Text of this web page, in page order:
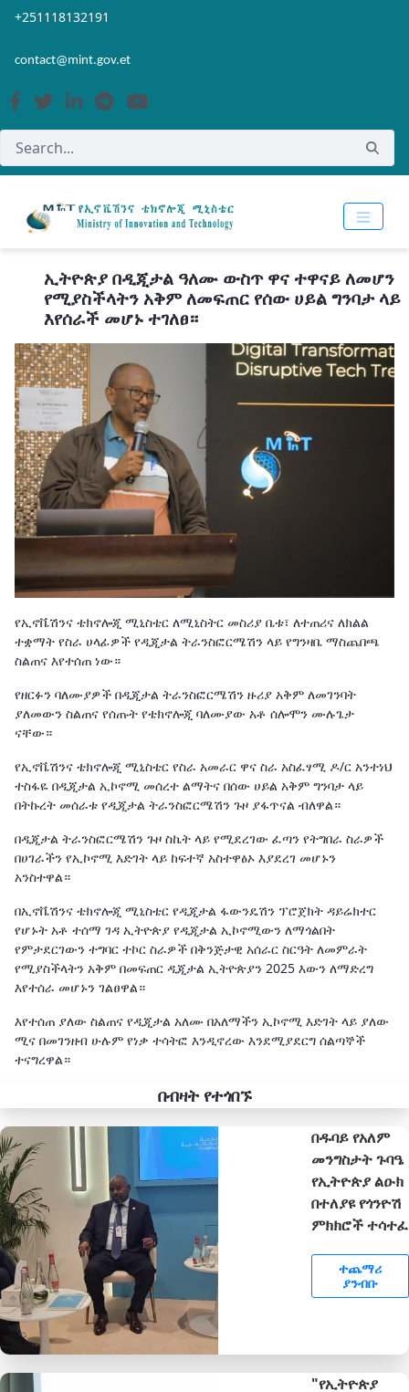
Skip to Main Content
Open Accessibility Menu
+251118132191
contact@mint.gov.et
ኢትዮጵያ በዲጂታል ዓለሙ ውስጥ ዋና ተዋናይ ለመሆን
የሚያስችላትን አቅም ለመፍጠር የሰው ሀይል ግንባታ ላይ
እየሰራች መሆኑ ተገለፀ።
የኢኖቬሽንና ቴክኖሎጂ ሚኒስቴር ለሚኒስትር መስሪያ ቤቱ፣ ለተጠሪና ለክልል
ተቋማት የስራ ሀላፊዎች የዲጂታል ትራንስፎርሜሽን ላይ የግንዛቤ ማስጨበጫ
ስልጠና እየተሰጠ ነው።
የዘርፉን ባለሙያዎች በዲጂታል ትራንስፎርሜሽን ዙሪያ አቅም ለመገንባት
ያለመውን ስልጠና የሰጡት የቴክኖሎጂ ባለሙያው አቶ ሰሎሞን ሙሉጌታ
ናቸው።
የኢኖቬሽንና ቴክኖሎጂ ሚኒስቴር የስራ አመራር ዋና ስራ አስፈፃሚ ዶ/ር አንተነህ
ተስፋዬ በዲጂታል ኢኮኖሚ መሰረተ ልማትና በሰው ሀይል አቅም ግንባታ ላይ
በትኩረት መሰራቱ የዲጂታል ትራንስፎርሜሽን ጉዞ ያፋጥናል ብለዋል።
በዲጂታል ትራንስፎርሜሽን ጉዞ ስኬት ላይ የሚደረገው ፈጣን የትግበራ ስራዎች
በሀገራችን የኢኮኖሚ እድገት ላይ ከፍተኛ አስተዋፅኦ እያደረገ መሆኑን
አንስተዋል።
በኢኖቬሽንና ቴክኖሎጂ ሚኒስቴር የዲጂታል ፋውንዴሽን ፕሮጀክት ዳይሬክተር
የሆኑት አቶ ተሰማ ገዳ ኢትዮጵያ የዲጂታል ኢኮኖሚውን ለማጎልበት
የምታደርገውን ተግባር ተኮር ስራዎች በቅንጅታዊ አሰራር ስርዓት ለመምራት
የሚያስችላትን አቅም በመፍጠር ዲጂታል ኢትዮጵያን 2025 እውን ለማድረግ
እየተሰራ መሆኑን ገልፀዋል።
እየተሰጠ ያለው ስልጠና የዲጂታል አለሙ በአለማችን ኢኮኖሚ እድገት ላይ ያለው
ሚና በመገንዘብ ሁሉም የነቃ ተሳትፎ እንዲኖረው እንደሚያደርግ ሰልጣኞች
ተናግረዋል።
በብዛት የተጎበኙ
በዱባይ የአለም
መንግስታት ጉባዔ
የኢትዮጵያ ልዑክ
በተለያዩ የጎንዮሽ
ምክክሮች ተሳተፈ
ተጨማሪ
ያንብቡ
"የኢትዮጵያ